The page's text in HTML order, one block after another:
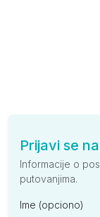
Prijavi se
Informacije o
putovanjima.
Ime (opciono)